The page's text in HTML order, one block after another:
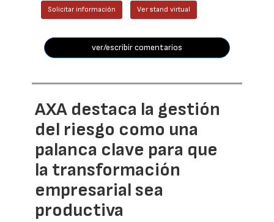
Solicitar información Ver stand virtual
ver/escribir comentarios
AXA destaca la gestión
del riesgo como una
palanca clave para que
la transformación
empresarial sea
productiva